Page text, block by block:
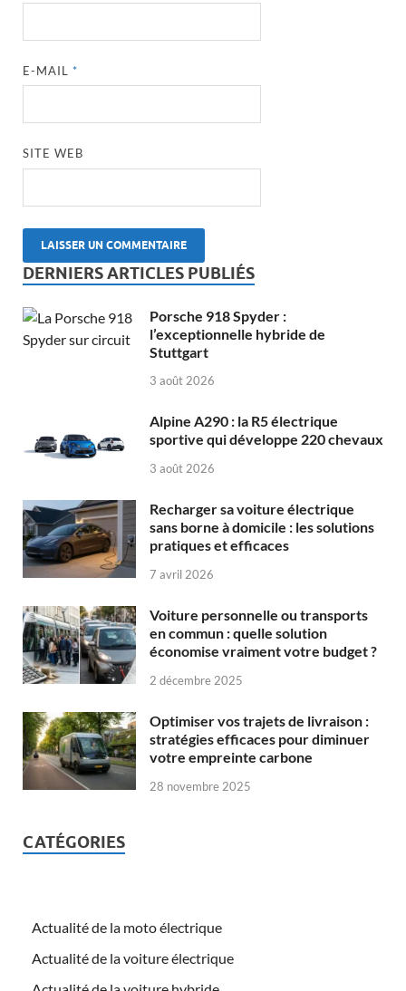
E-MAIL*
SITE WEB
DERNIERS ARTICLES PUBLIÉS
Porsche 918 Spyder :
l’exceptionnelle hybride de
Stuttgart
3 août 2026
Alpine A290 : la R5 électrique
sportive qui développe 220 chevaux
3 août 2026
Recharger sa voiture électrique
sans borne à domicile : les solutions
pratiques et efficaces
7 avril 2026
Voiture personnelle ou transports
en commun : quelle solution
économise vraiment votre budget ?
2 décembre 2025
Optimiser vos trajets de livraison :
stratégies efficaces pour diminuer
votre empreinte carbone
28 novembre 2025
CATÉGORIES
Actualité de la moto électrique
Actualité de la voiture électrique